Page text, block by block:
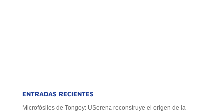
ENTRADAS RECIENTES
Microfósiles de Tongoy: USerena reconstruye el origen de la